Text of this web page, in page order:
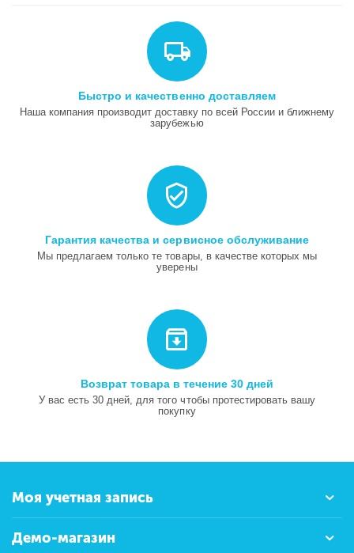
Быстро и качественно доставляем
Наша компания производит доставку по всей России и ближнему
зарубежью
Гарантия качества и сервисное обслуживание
Мы предлагаем только те товары, в качестве которых мы
уверены
Возврат товара в течение 30 дней
У вас есть 30 дней, для того чтобы протестировать вашу
покупку
Моя учетная запись
Демо-магазин